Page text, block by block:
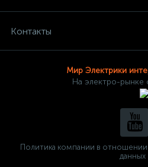
Контакты
Мир Электрики
На электро-рынке
Политика компании в
данных